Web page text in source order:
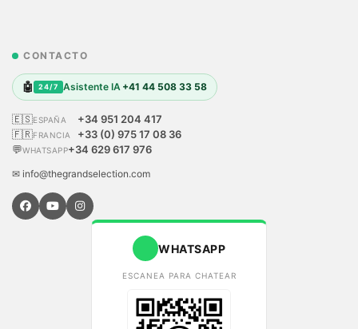
CONTACTO
🤖 24/7 Asistente IA +41 44 508 33 58
🇪🇸ESPAÑA
+34 951 204 417
🇫🇷FRANCIA
+33 (0) 975 17 08 36
💬WHATSAPP+34 629 617 976
✉ info@thegrandselection.com
WHATSAPP
ESCANEA PARA CHATEAR